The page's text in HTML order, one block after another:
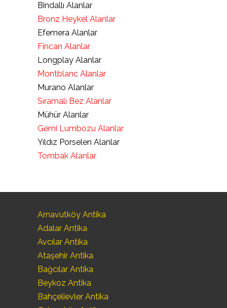
Bindallı Alanlar
Bronz Heykel Alanlar
Efemera Alanlar
Fincan Alanlar
Longplay Alanlar
Montblanc Alanlar
Murano Alanlar
Sıramalı Bez Alanlar
Mühür Alanlar
Gemi Lumbozu Alanlar
Yıldız Porselen Alanlar
Tombak Alanlar
Arnavutköy Antika
Adalar Antika
Avcılar Antika
Ataşehir Antika
Bağcılar Antika
Beykoz Antika
Bahçelievler Antika